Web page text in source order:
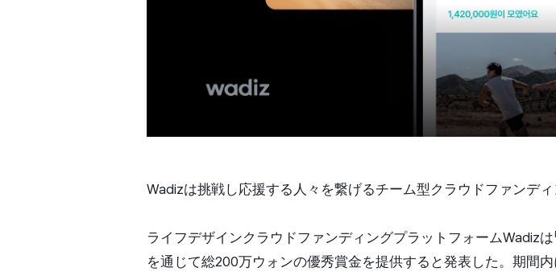
Wadizは挑戦し応援する人々を繋げるチーム型クラウドファンディ
ライフデザインクラウドファンディングプラットフォームWadiz
を通じて総200万ウォンの優秀賞金を提供すると発表した。期間